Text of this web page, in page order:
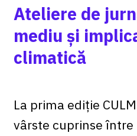
Ateliere de
mediu și
climatică
La prima ediție
vârste cuprinse între